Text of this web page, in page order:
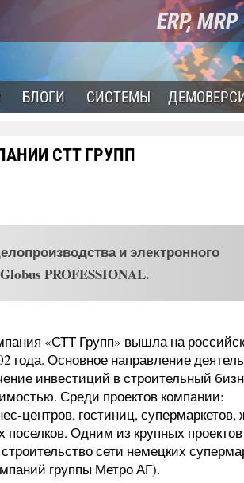
ERP, MRP
БЛОГИ СИСТЕМЫ
СТТ ГРУПП
и электронного
PROFESSIONAL.
«СТТ Групп» вышла на
года. Основное направление
инвестиций в строительный
Среди проектов компании:
центров, гостиниц,
поселков. Одним из крупных проектов
сети немецких
группы Метро АГ).